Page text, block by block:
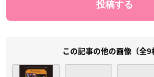
この記事の他の画像（全9